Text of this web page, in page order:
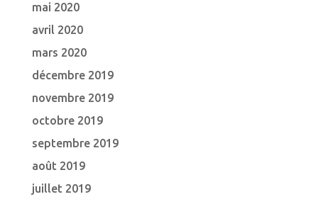
mai 2020
avril 2020
mars 2020
décembre 2019
novembre 2019
octobre 2019
septembre 2019
août 2019
juillet 2019